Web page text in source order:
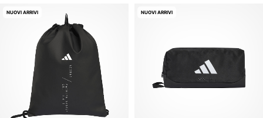
NUOVI ARRIVI NUOVI ARRIVI